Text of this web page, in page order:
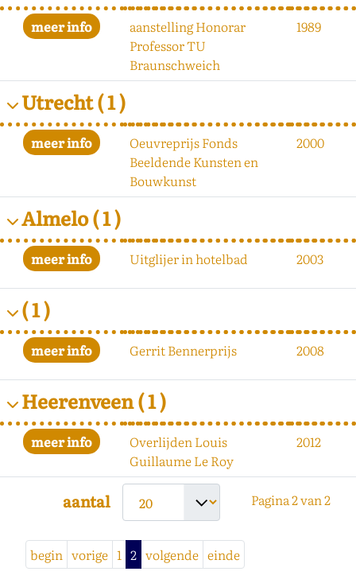
aantal Pagina 2 van 2
begin vorige 1 2 volgende einde
aanstelling Honorar
Professor TU
Braunschweich
1989
Utrecht( 1 )
Oeuvreprijs Fonds
Beeldende Kunsten en
Bouwkunst
2000
Almelo( 1 )
Uitglijer in hotelbad 2003
( 1 )
Gerrit Bennerprijs 2008
Heerenveen( 1 )
Overlijden Louis
Guillaume Le Roy
2012